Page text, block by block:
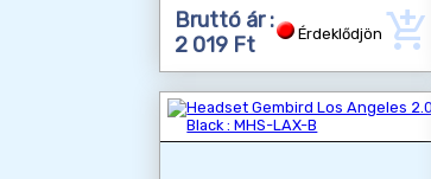
Bruttó ár :
2 019 Ft
Érdeklődjön add_shopping_cart